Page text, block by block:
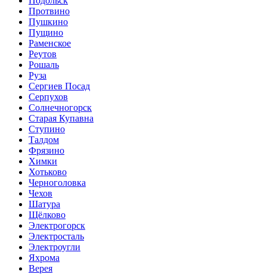
Протвино
Пушкино
Пущино
Раменское
Реутов
Рошаль
Руза
Сергиев Посад
Серпухов
Солнечногорск
Старая Купавна
Ступино
Талдом
Фрязино
Химки
Хотьково
Черноголовка
Чехов
Шатура
Щёлково
Электрогорск
Электросталь
Электроугли
Яхрома
Верея